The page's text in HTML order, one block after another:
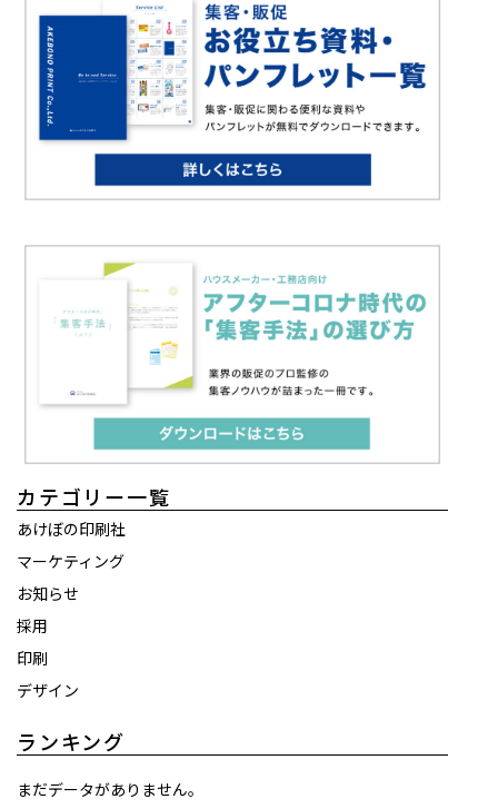
カテゴリー一覧
あけぼの印刷社
マーケティング
お知らせ
採用
印刷
デザイン
ランキング
まだデータがありません。